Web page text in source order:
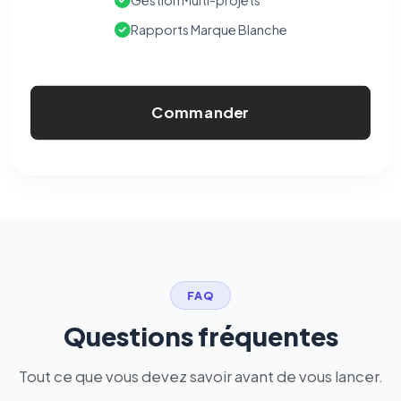
Rapports Marque Blanche
Commander
FAQ
Questions fréquentes
Tout ce que vous devez savoir avant de vous lancer.